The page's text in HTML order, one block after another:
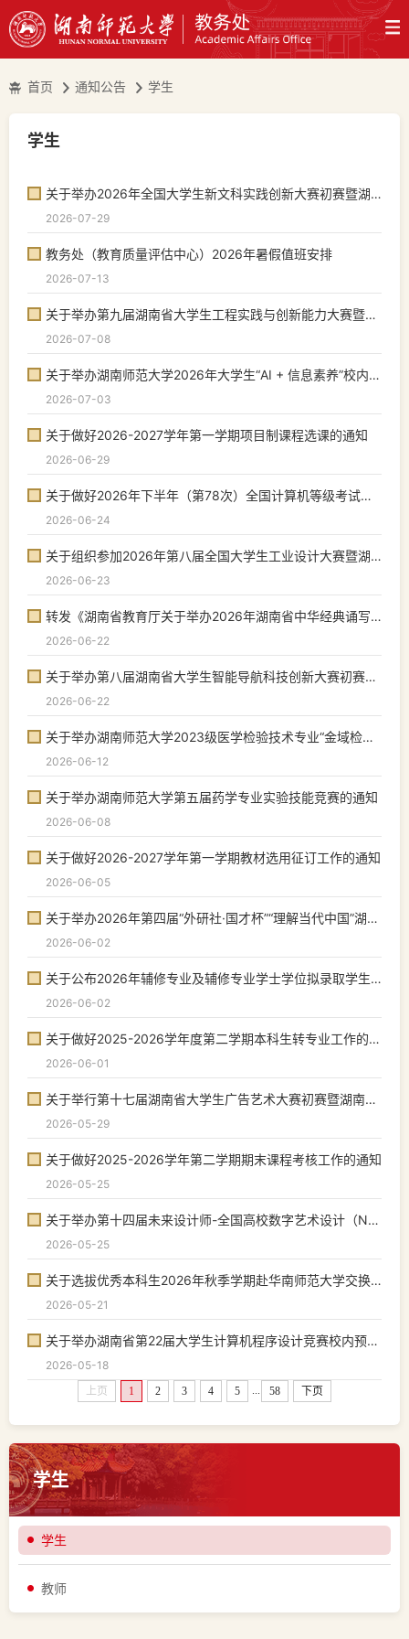
首页 通知公告 学生
学生
关于举办2026年全国大学生新文科实践创新大赛初赛暨湖南师范大学第二届大学生新文...
2026-07-29
教务处（教育质量评估中心）2026年暑假值班安排
2026-07-13
关于举办第九届湖南省大学生工程实践与创新能力大赛暨湖南师范大学第七届大学生工...
2026-07-08
关于举办湖南师范大学2026年大学生“AI + 信息素养”校内选拔赛的通知
2026-07-03
关于做好2026-2027学年第一学期项目制课程选课的通知
2026-06-29
关于做好2026年下半年（第78次）全国计算机等级考试报名工作的通知
2026-06-24
关于组织参加2026年第八届全国大学生工业设计大赛暨湖南师范大学校内选拔工作的通...
2026-06-23
转发《湖南省教育厅关于举办2026年湖南省中华经典诵写讲大赛的通知》
2026-06-22
关于举办第八届湖南省大学生智能导航科技创新大赛初赛暨湖南师范大学第六届大学生...
2026-06-22
关于举办湖南师范大学2023级医学检验技术专业“金域检验杯”基本技能操作竞赛的通...
2026-06-12
关于举办湖南师范大学第五届药学专业实验技能竞赛的通知
2026-06-08
关于做好2026-2027学年第一学期教材选用征订工作的通知
2026-06-05
关于举办2026年第四届“外研社·国才杯”“理解当代中国”湖南省大学生外语能力大赛...
2026-06-02
关于公布2026年辅修专业及辅修专业学士学位拟录取学生名单及缴费通知
2026-06-02
关于做好2025-2026学年度第二学期本科生转专业工作的通知
2026-06-01
关于举行第十七届湖南省大学生广告艺术大赛初赛暨湖南师范大学第十四届大学生广告...
2026-05-29
关于做好2025-2026学年第二学期期末课程考核工作的通知
2026-05-25
关于举办第十四届未来设计师-全国高校数字艺术设计（NCDA）大赛初赛暨湖南师范大学...
2026-05-25
关于选拔优秀本科生2026年秋季学期赴华南师范大学交换学习的通知
2026-05-21
关于举办湖南省第22届大学生计算机程序设计竞赛校内预选赛暨湖南师范大学大学生计...
2026-05-18
上页 1 2 3 4 5 58 下页
学生
学生
教师